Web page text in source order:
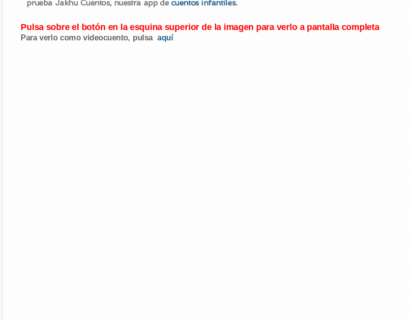
prueba Jakhu Cuentos, nuestra app de cuentos infantiles.
Pulsa sobre el botón en la esquina superior de la imagen para verlo a pantalla completa
Para verlo como videocuento, pulsaaquí